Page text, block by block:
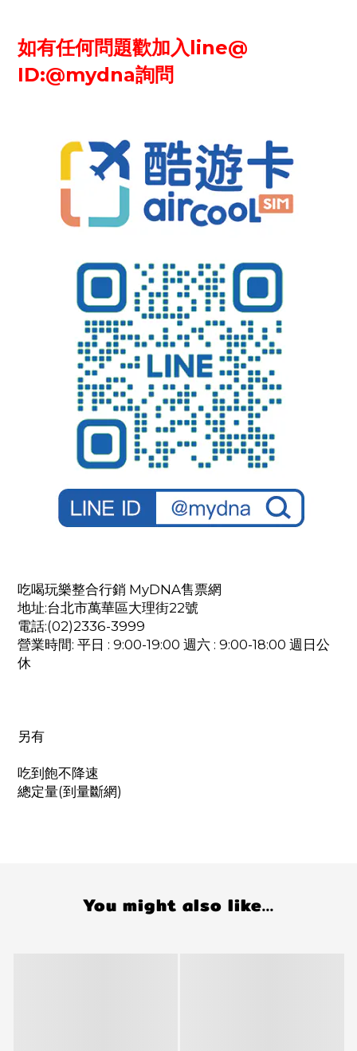
如有任何問題歡加入line@
ID:@mydna詢問
吃喝玩樂整合行銷 MyDNA售票網
地址:台北市萬華區大理街22號
電話:(02)2336-3999
營業時間: 平日 : 9:00-19:00 週六 : 9:00-18:00 週日公
休
另有
吃到飽不降速
總定量(到量斷網)
You might also like...